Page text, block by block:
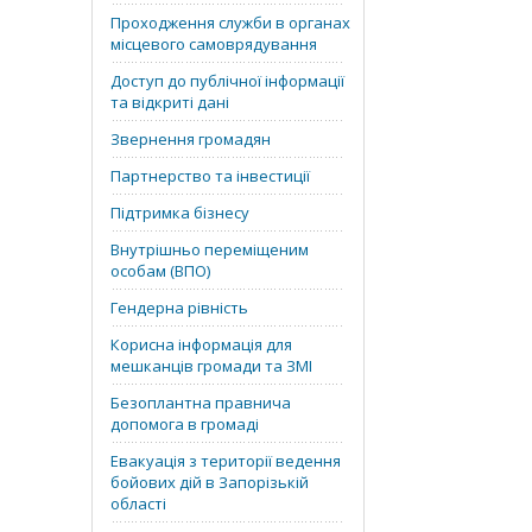
Проходження служби в органах
місцевого самоврядування
Доступ до публічної інформації
та відкриті дані
Звернення громадян
Партнерство та інвестиції
Підтримка бізнесу
Внутрішньо переміщеним
особам (ВПО)
Гендерна рівність
Корисна інформація для
мешканців громади та ЗМІ
Безоплантна правнича
допомога в громаді
Евакуація з території ведення
бойових дій в Запорізькій
області